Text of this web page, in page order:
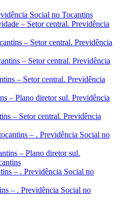
Social no Tocantins
– Setor central. Previdência
– Setor central. Previdência
– Setor central. Previdência
– Setor central. Previdência
– Plano diretor sul. Previdência
– Setor central. Previdência
– . Previdência Social no
– Plano diretor sul.
– . Previdência Social no
– . Previdência Social no